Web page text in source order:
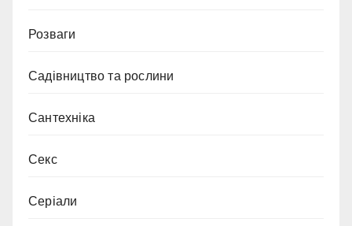
Розваги
Садівництво та рослини
Сантехніка
Секс
Серіали